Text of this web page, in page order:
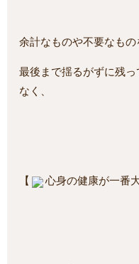
余計なものや不要なもの
最後まで揺るがずに残
なく、
【 心身の健康が一番